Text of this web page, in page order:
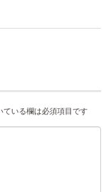
ている欄は必須項目です